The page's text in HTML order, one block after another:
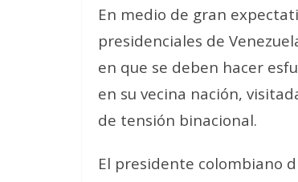
En medio de gran
presidenciales de
en que se deben hacer
en su vecina nación,
de tensión binacional.
El presidente colombiano